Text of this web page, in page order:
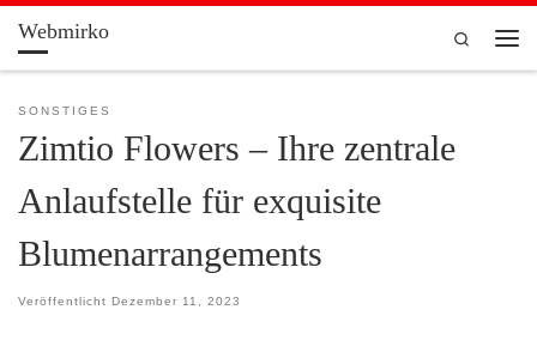
Zum Inhalt springen
Webmirko
Search
SONSTIGES
Zimtio Flowers – Ihre zentrale
Anlaufstelle für exquisite
Blumenarrangements
Veröffentlicht Dezember 11, 2023